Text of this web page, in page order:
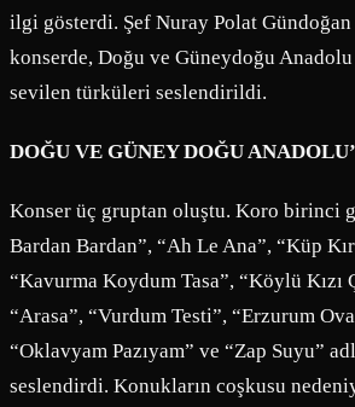
ilgi gösterdi. Şef Nuray Polat
konserde, Doğu ve Güneydoğu
sevilen türküleri seslendirildi.
DOĞU VE GÜNEY DOĞU
Konser üç gruptan oluştu. Koro birinci
Bardan Bardan”, “Ah Le Ana”, “Küp
“Kavurma Koydum Tasa”, “Köylü Kızı
“Arasa”, “Vurdum Testi”, “Erzurum
“Oklavyam Pazıyam” ve “Zap Suyu”
seslendirdi. Konukların coşkusu